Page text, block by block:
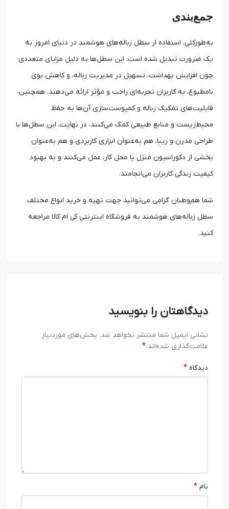
جمع‌بندی
به‌طورکلی، استفاده از سطل زباله‌های هوشمند در دنیای امروز به
یک ضرورت تبدیل شده است. این سطل‌ها به دلیل مزایای متعددی
چون افزایش بهداشت، تسهیل در مدیریت زباله، و کاهش بوی
نامطبوع، به کاربران تجربه‌ای راحت و مؤثر ارائه می‌دهند. همچنین،
قابلیت‌های تفکیک زباله و کمپوست‌سازی آن‌ها به حفظ
محیط‌زیست و منابع طبیعی کمک می‌کنند. در نهایت، این سطل‌ها با
طراحی مدرن و زیبا، هم به‌عنوان ابزاری کاربردی و هم به‌عنوان
بخشی از دکوراسیون منزل یا محل کار، عمل می‌کنند و به بهبود
کیفیت زندگی کاربران می‌انجامند.
شما هم‌وطنان گرامی می‌توانید جهت تهیه و خرید انواع مختلف
سطل زباله‌های هوشمند به فروشگاه اینترنتی کی ‌ام کالا مراجعه
کنید.
دیدگاهتان را بنویسید
نشانی ایمیل شما منتشر نخواهد شد. بخش‌های موردنیاز
علامت‌گذاری شده‌اند*
دیدگاه*